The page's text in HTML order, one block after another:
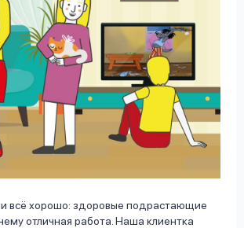
всё хорошо: здоровые подрастающие
отличная работа. Наша клиентка